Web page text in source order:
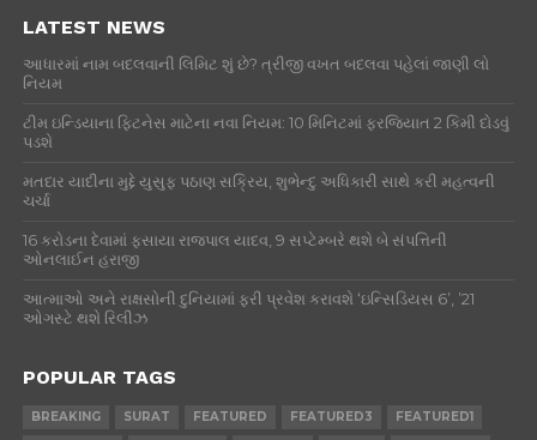
LATEST NEWS
આધારમાં નામ બદલવાની લિમિટ શું છે? ત્રીજી વખત બદલવા પહેલાં જાણી લો
નિયમ
ટીમ ઇન્ડિયાના ફિટનેસ માટેના નવા નિયમ: 10 મિનિટમાં ફરજિયાત 2 કિમી દોડવું
પડશે
મતદાર યાદીના મુદ્દે યુસુફ પઠાણ સક્રિય, શુભેન્દુ અધિકારી સાથે કરી મહત્વની
ચર્ચા
16 કરોડના દેવામાં ફસાયા રાજપાલ યાદવ, 9 સપ્ટેમ્બરે થશે બે સંપત્તિની
ઓનલાઈન હરાજી
આત્માઓ અને રાક્ષસોની દુનિયામાં ફરી પ્રવેશ કરાવશે ‘ઇન્સિડિયસ 6’, ’21
ઓગસ્ટે થશે રિલીઝ
POPULAR TAGS
BREAKING SURAT FEATURED FEATURED3
FEATURED1